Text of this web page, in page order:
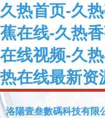
久热首页-久
蕉在线-久热
在线视频-久
热在线最新资
洛陽壹叁數碼科技有限